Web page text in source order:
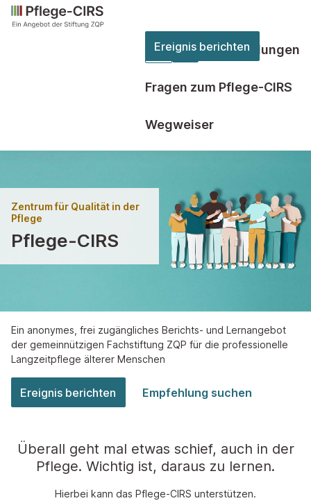
Berichte & Empfehlungen
Fragen zum Pflege-CIRS
Wegweiser
Zweite
der
öffnen
Ereignis berichten
Zentrum für Qualität in der
Pflege
Pflege-CIRS
Ein anonymes, frei zugängliches Berichts- und Lernangebot
der gemeinnützigen Fachstiftung ZQP für die professionelle
Langzeitpflege älterer Menschen
Ereignis berichten Empfehlung suchen
Überall geht mal etwas schief, auch in der
Pflege. Wichtig ist, daraus zu lernen.
Hierbei kann das Pflege-CIRS unterstützen.